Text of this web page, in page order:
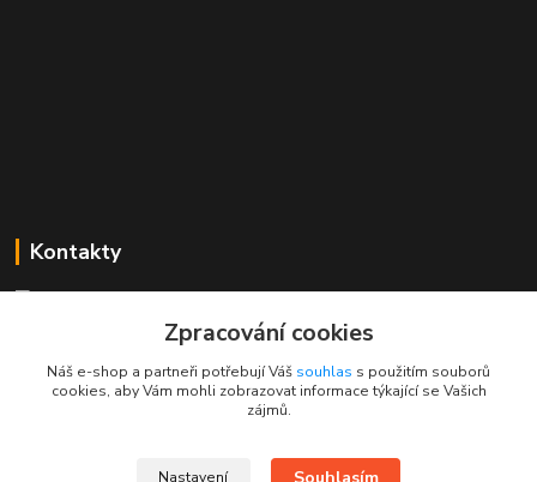
Kontakty
+420 725 613 837
info@rajklubicek.cz
Zpracování cookies
Náš e-shop a partneři potřebují Váš souhlas s použitím souborů
cookies, aby Vám mohli zobrazovat informace týkající se Vašich
zájmů.
Nastavení